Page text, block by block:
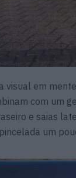
visual em
com um
e saias
um